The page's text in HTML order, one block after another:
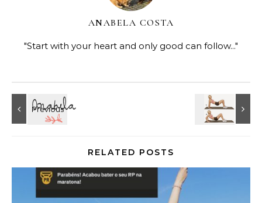
ANABELA COSTA
"Start with your heart and only good can follow..."
RELATED POSTS